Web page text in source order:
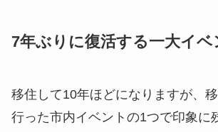
7年ぶりに復活する一大イベ
移住して10年ほどになりますが、
行った市内イベントの1つで印象に